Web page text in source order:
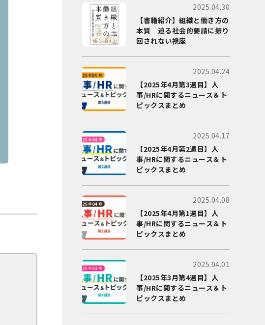
2025.04.30
【書籍紹介】組織と働き方の
本質 迫る社会的要請に振り
回されない視座
2025.04.24
【2025年4月第3週目】人
事/HRに関するニュース＆ト
ピックスまとめ
2025.04.17
【2025年4月第2週目】人
事/HRに関するニュース＆ト
ピックスまとめ
2025.04.08
【2025年4月第1週目】人
事/HRに関するニュース＆ト
ピックスまとめ
2025.04.01
【2025年3月第4週目】人
事/HRに関するニュース＆ト
ピックスまとめ